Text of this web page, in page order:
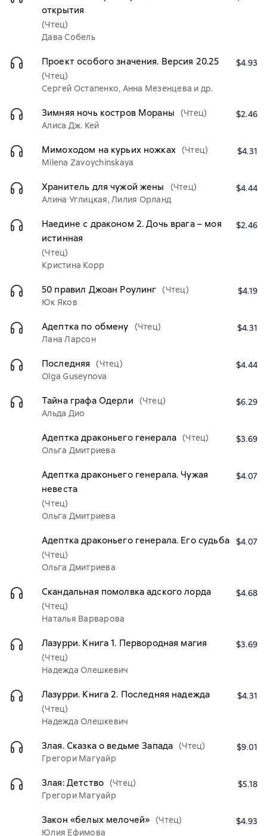
открытия
(Чтец)
Дава Собель
Проект особого значения. Версия 20.25
(Чтец)
Сергей Остапенко, Анна Мезенцева и др.
$4.93
Зимняя ночь костров Мораны
(Чтец)
Алиса Дж. Кей
$2.46
Мимоходом на курьих ножках (Чтец)
Milena Zavoychinskaya
$4.31
Хранитель для чужой жены
(Чтец)
Алина Углицкая, Лилия Орланд
$4.44
Наедине с драконом 2. Дочь врага – моя
истинная
(Чтец)
Кристина Корр
$2.46
50 правил Джоан Роулинг (Чтец)
Юк Яков
$4.19
Адептка по обмену
(Чтец)
Лана Ларсон
$4.31
Последняя
(Чтец)
Olga Guseynova
$4.44
Тайна графа Одерли
(Чтец)
Альда Дио
$6.29
Адептка драконьего генерала (Чтец)
Ольга Дмитриева
$3.69
Адептка драконьего генерала. Чужая
невеста
(Чтец)
Ольга Дмитриева
$4.07
Адептка драконьего генерала. Его судьба
(Чтец)
Ольга Дмитриева
$4.07
Скандальная помолвка адского лорда
(Чтец)
Наталья Варварова
$4.68
Лазурри. Книга 1. Первородная магия
(Чтец)
Надежда Олешкевич
$3.69
Лазурри. Книга 2. Последняя надежда
(Чтец)
Надежда Олешкевич
$4.31
Злая. Сказка о ведьме Запада (Чтец)
Грегори Магуайр
$9.01
Злая: Детство (Чтец)
Грегори Магуайр
$5.18
Закон «белых мелочей» (Чтец)
Юлия Ефимова
$4.93